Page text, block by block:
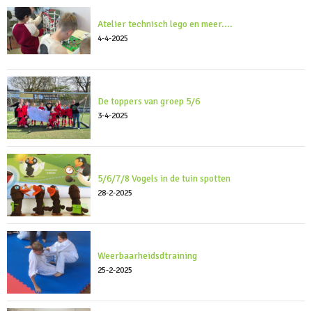
Atelier technisch lego en meer....
4-4-2025
De toppers van groep 5/6
3-4-2025
5/6/7/8 Vogels in de tuin spotten
28-2-2025
Weerbaarheidsdtraining
25-2-2025